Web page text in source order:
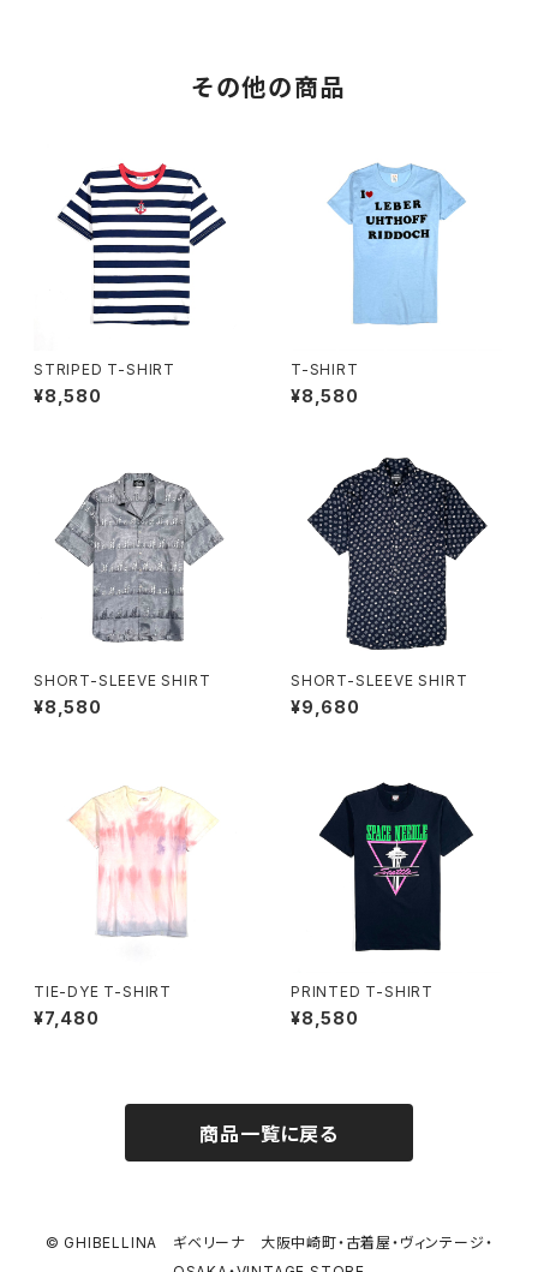
その他の商品
STRIPED T-SHIRT
¥8,580
T-SHIRT
¥8,580
SHORT-SLEEVE SHIRT
¥8,580
SHORT-SLEEVE SHIRT
¥9,680
TIE-DYE T-SHIRT
¥7,480
PRINTED T-SHIRT
¥8,580
商品一覧に戻る
© GHIBELLINA ギベリーナ 大阪中崎町・古着屋・ヴィンテージ・